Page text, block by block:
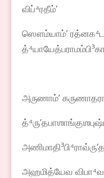
விப்⁴ரதீம்ʼ
ஸௌம்யாம்ʼ
அருணாம்ʼ
அஹமித்யேவ